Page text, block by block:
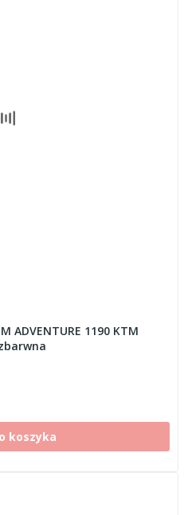
ADVENTURE 1190 KTM
koszyka